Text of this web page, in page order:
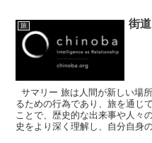
旅 街
サマリー 旅は人間が新しい場
るための行為であり、旅を通じ
ことで、歴史的な出来事や人々
史をより深く理解し、自分自身